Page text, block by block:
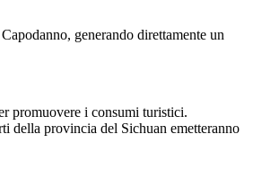
generando direttamente un
promuovere i consumi turistici.
della provincia del Sichuan emetteranno